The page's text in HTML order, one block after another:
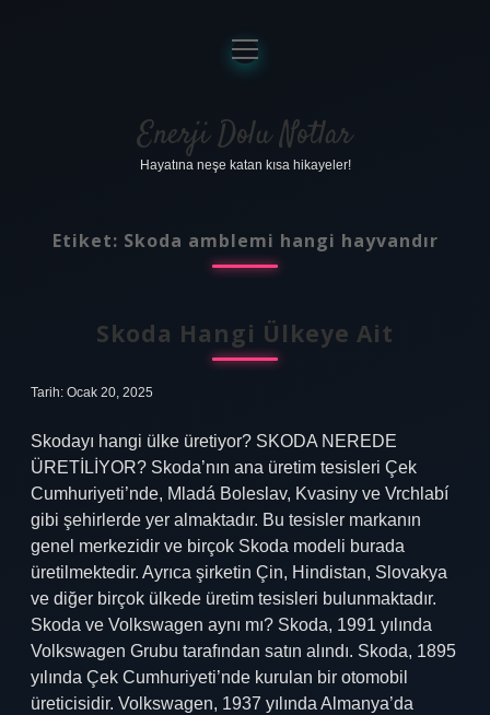
Anasayfa
Gizlilik Politikası
Yasal Uyarı
menüyü
aç
Enerji Dolu Notlar
Hayatına neşe katan kısa hikayeler!
Etiket: Skoda amblemi hangi hayvandır
Skoda Hangi Ülkeye Ait
Tarih: Ocak 20, 2025
Skodayı hangi ülke üretiyor? SKODA NEREDE
ÜRETİLİYOR? Skoda’nın ana üretim tesisleri Çek
Cumhuriyeti’nde, Mladá Boleslav, Kvasiny ve Vrchlabí
gibi şehirlerde yer almaktadır. Bu tesisler markanın
genel merkezidir ve birçok Skoda modeli burada
üretilmektedir. Ayrıca şirketin Çin, Hindistan, Slovakya
ve diğer birçok ülkede üretim tesisleri bulunmaktadır.
Skoda ve Volkswagen aynı mı? Skoda, 1991 yılında
Volkswagen Grubu tarafından satın alındı. Skoda, 1895
yılında Çek Cumhuriyeti’nde kurulan bir otomobil
üreticisidir. Volkswagen, 1937 yılında Almanya’da